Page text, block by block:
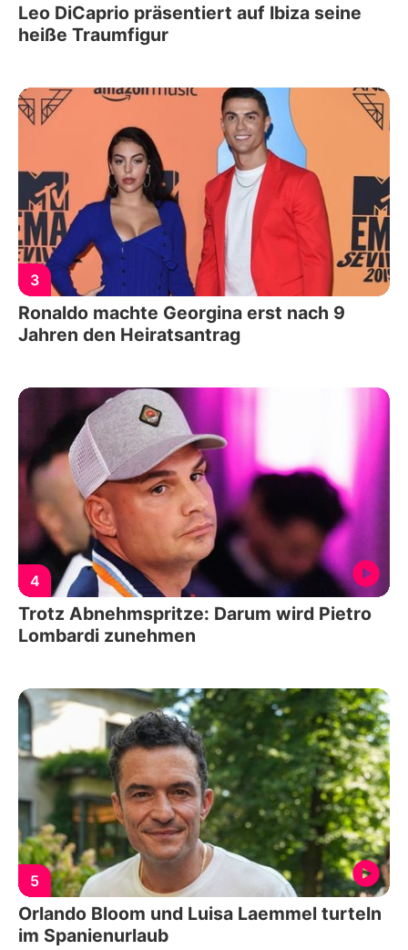
Leo DiCaprio präsentiert auf Ibiza seine
heiße Traumfigur
3
Ronaldo machte Georgina erst nach 9
Jahren den Heiratsantrag
4
Trotz Abnehmspritze: Darum wird Pietro
Lombardi zunehmen
5
Orlando Bloom und Luisa Laemmel turteln
im Spanienurlaub